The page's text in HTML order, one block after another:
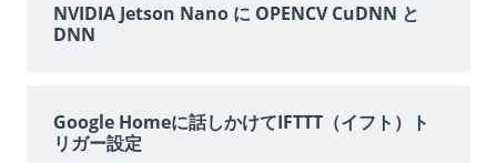
NVIDIA Jetson Nano に OPENCV CuDNN と
DNN
Google Homeに話しかけてIFTTT（イフト）ト
リガー設定